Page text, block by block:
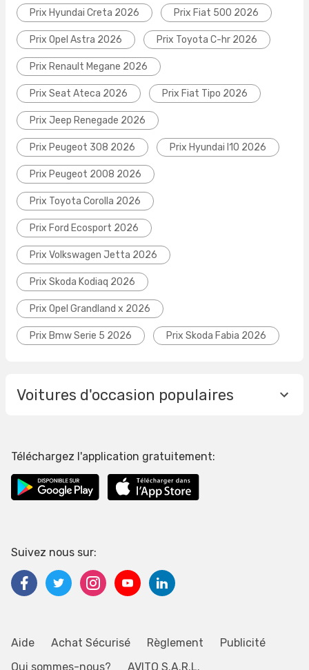
Prix Hyundai Creta 2026 Prix Fiat 500 2026
Prix Opel Astra 2026 Prix Toyota C-hr 2026
Prix Renault Megane 2026
Prix Seat Ateca 2026 Prix Fiat Tipo 2026
Prix Jeep Renegade 2026
Prix Peugeot 308 2026 Prix Hyundai I10 2026
Prix Peugeot 2008 2026
Prix Toyota Corolla 2026
Prix Ford Ecosport 2026
Prix Volkswagen Jetta 2026
Prix Skoda Kodiaq 2026
Prix Opel Grandland x 2026
Prix Bmw Serie 5 2026 Prix Skoda Fabia 2026
Voitures d'occasion populaires
Aide Achat Sécurisé Règlement
Publicité
Qui sommes-nous?
AVITO S.A.R.L.
Téléchargez l'application gratuitement:
Suivez nous sur: